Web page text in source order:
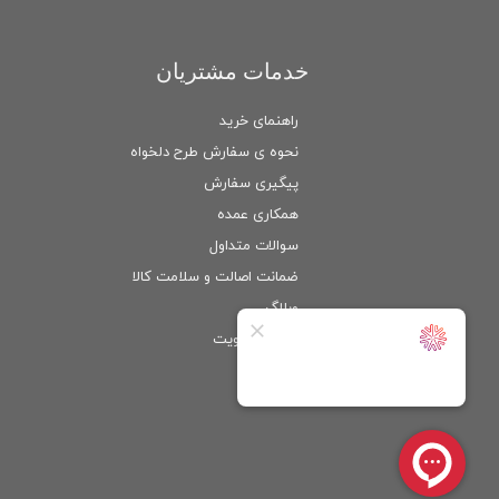
راهنمای خرید
نحوه ی سفارش طرح دلخواه
پیگیری سفارش
همکاری عمده
سوالات متداول
ضمانت اصالت و سلامت كالا
وبلاگ
خدمات مشتریان
عضویت